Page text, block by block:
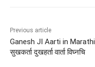
Previous article
Ganesh JI Aarti in Marathi |
सुखकर्ता दुखहर्ता वार्ता विघ्नचि